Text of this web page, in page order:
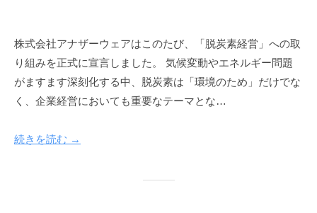
株式会社アナザーウェアはこのたび、「脱炭素経営」への取
り組みを正式に宣言しました。 気候変動やエネルギー問題
がますます深刻化する中、脱炭素は「環境のため」だけでな
く、企業経営においても重要なテーマとな…
続きを読む →